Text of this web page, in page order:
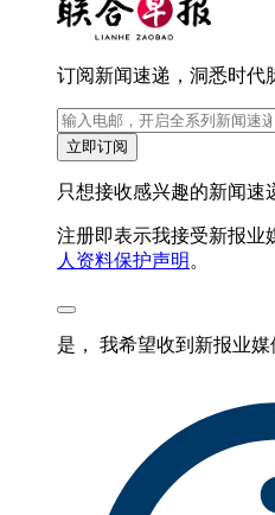
订阅新闻速递，洞悉时代
立即订阅
只想接收感兴趣的新闻速
注册即表示我接受新报业
人资料保护声明 。
是， 我希望收到新报业媒